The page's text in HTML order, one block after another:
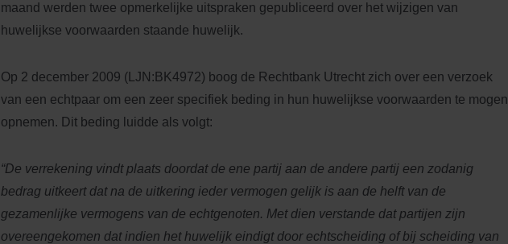
maand werden twee opmerkelijke uitspraken gepubliceerd over het wijzigen van
huwelijkse voorwaarden staande huwelijk.
Op 2 december 2009 (LJN:BK4972) boog de Rechtbank Utrecht zich over een verzoek
van een echtpaar om een zeer specifiek beding in hun huwelijkse voorwaarden te mogen
opnemen. Dit beding luidde als volgt:
“De verrekening vindt plaats doordat de ene partij aan de andere partij een zodanig
bedrag uitkeert dat na de uitkering ieder vermogen gelijk is aan de helft van de
gezamenlijke vermogens van de echtgenoten. Met dien verstande dat partijen zijn
overeengekomen dat indien het huwelijk eindigt door echtscheiding of bij scheiding van